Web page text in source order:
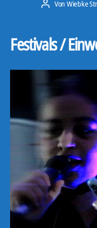
Beitragsautor
Von Wiebke
Festivals /